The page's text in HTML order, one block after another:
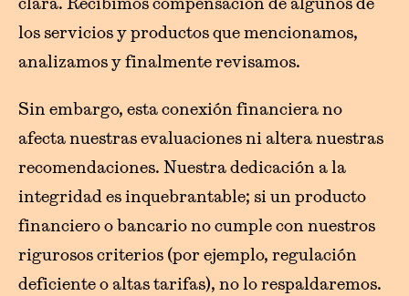
los servicios y productos que mencionamos,
analizamos y finalmente revisamos.
Sin embargo, esta conexión financiera no
afecta nuestras evaluaciones ni altera nuestras
recomendaciones. Nuestra dedicación a la
integridad es inquebrantable; si un producto
financiero o bancario no cumple con nuestros
rigurosos criterios (por ejemplo, regulación
deficiente o altas tarifas), no lo respaldaremos.